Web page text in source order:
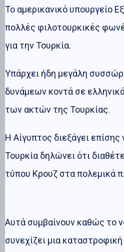
Το αμερικανικό υπουργείο
πολλές φιλοτουρκικές
για την Τουρκία.
Υπάρχει ήδη μεγάλη
δυνάμεων κοντά σε
των ακτών της Τουρκίας.
Η Αίγυπτος διεξάγει επίσης
Τουρκία δηλώνει ότι
τύπου Κρουζ στα πολεμικά
Αυτά συμβαίνουν καθώς το
συνεχίζει μια